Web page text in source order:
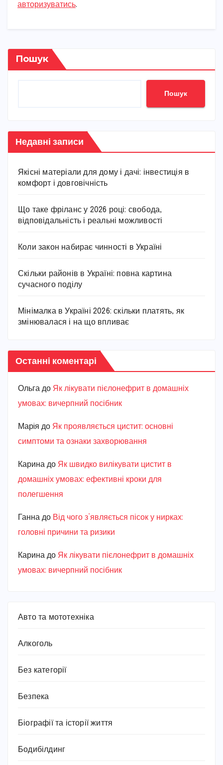
авторизуватись.
Пошук
Пошук
Недавні записи
Якісні матеріали для дому і дачі: інвестиція в
комфорт і довговічність
Що таке фріланс у 2026 році: свобода,
відповідальність і реальні можливості
Коли закон набирає чинності в Україні
Скільки районів в Україні: повна картина
сучасного поділу
Мінімалка в Україні 2026: скільки платять, як
змінювалася і на що впливає
Останні коментарі
Ольга до Як лікувати пієлонефрит в домашніх
умовах: вичерпний посібник
Марiя до Як проявляється цистит: основні
симптоми та ознаки захворювання
Карина до Як швидко вилікувати цистит в
домашніх умовах: ефективні кроки для
полегшення
Ганна до Від чого з’являється пісок у нирках:
головні причини та ризики
Карина до Як лікувати пієлонефрит в домашніх
умовах: вичерпний посібник
Авто та мототехніка
Алкоголь
Без категорії
Безпека
Біографії та історії життя
Бодибілдинг